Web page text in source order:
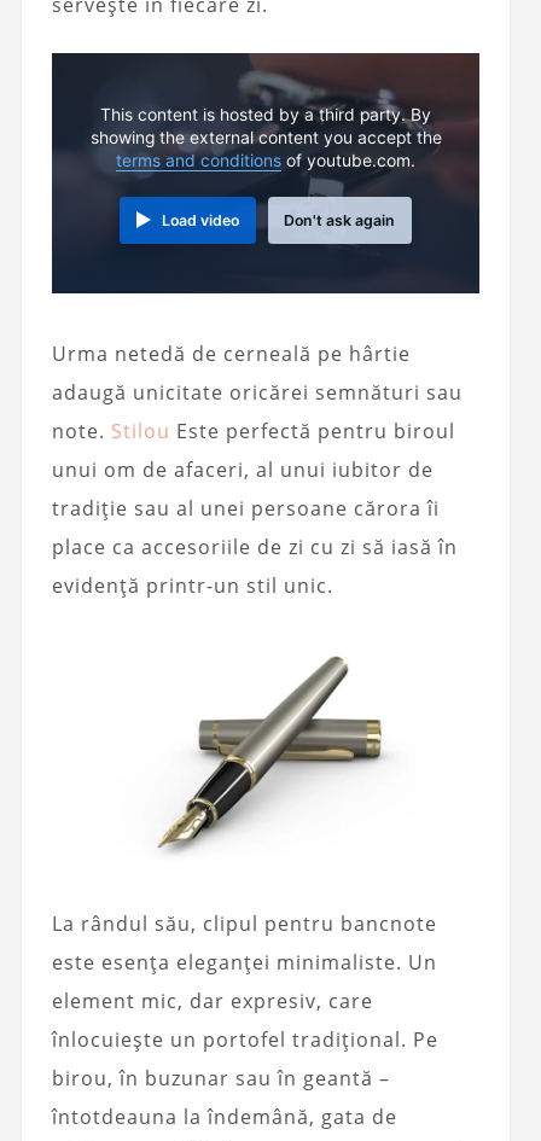
This content is hosted by a third party. By
showing the external content you accept the
terms and conditions of youtube.com.
Load video Don't ask again
Urma netedă de cerneală pe hârtie
adaugă unicitate oricărei semnături sau
note. Stilou Este perfectă pentru biroul
unui om de afaceri, al unui iubitor de
tradiție sau al unei persoane cărora îi
place ca accesoriile de zi cu zi să iasă în
evidență printr-un stil unic.
La rândul său, clipul pentru bancnote
este esența eleganței minimaliste. Un
element mic, dar expresiv, care
înlocuiește un portofel tradițional. Pe
birou, în buzunar sau în geantă –
întotdeauna la îndemână, gata de